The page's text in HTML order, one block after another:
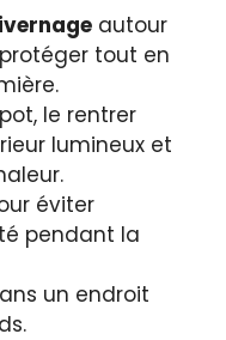
autour
tout en
le rentrer
lumineux et
éviter
pendant la
un endroit